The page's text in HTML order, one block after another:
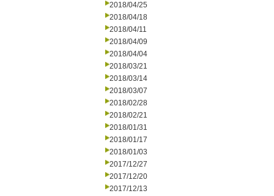
2018/04/25
2018/04/18
2018/04/11
2018/04/09
2018/04/04
2018/03/21
2018/03/14
2018/03/07
2018/02/28
2018/02/21
2018/01/31
2018/01/17
2018/01/03
2017/12/27
2017/12/20
2017/12/13